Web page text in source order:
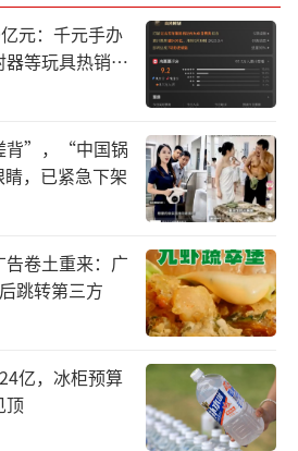
营收+利润”双增长，成为
经营韧性突出；广药白云
利润微降；华润三九、同仁
放缓+利润下滑”的双重压
出全面且均衡的增长势头。
比增长10.8%，核心产品云
入突破14.53亿元，同比增
益类产品气血康口服液销售
。健康品和中药资源板
品板块，但均实现稳健正增
元：千元手办
等玩具热销海
背”，“中国锅
，已紧急下架
卷土重来：广
跳转第三方
亿，冰柜预算
顶